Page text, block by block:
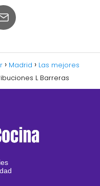
Madrid
Las mejores
L Barreras